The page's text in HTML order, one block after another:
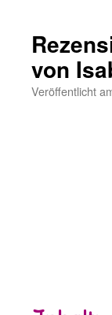
von
Veröffentlicht